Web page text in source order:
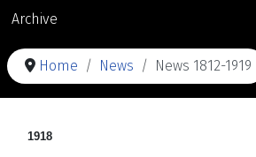
Archive
Home News News 1812-1919
1918